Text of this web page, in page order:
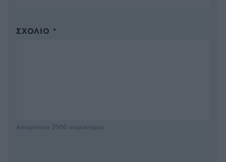
ΣΧΌΛΙΟ *
Απομένουν 2500 χαρακτήρες